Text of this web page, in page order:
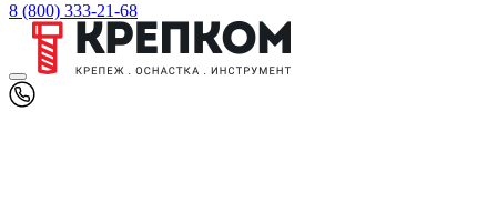
8 (800) 333-21-68